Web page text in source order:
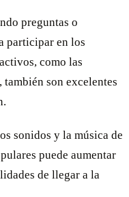
preguntas o
participar en los
como las
son excelentes
sonidos y la música de
puede aumentar
de llegar a la